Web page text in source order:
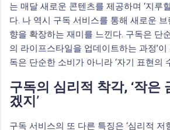
는 매달 새로운 콘텐츠를 제공하며 ‘지루
다. 나 역시 구독 서비스를 통해 새로운
향을 확장하는 재미를 느낀다. 구독은 단
의 라이프스타일을 업데이트하는 과정’
독은 단순한 소비가 아니라 ‘자기 표현의
구독의 심리적 착각, ‘작은
겠지’
구독 서비스의 또 다른 특징은 ‘심리적 저